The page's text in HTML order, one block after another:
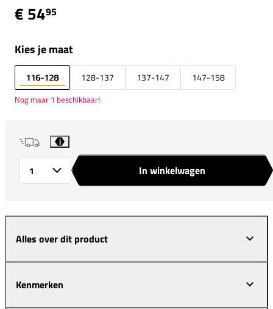
€ 5495
Kies je maat
116-128 128-137 137-147 147-158
Nog maar 1 beschikbaar!
i
In winkelwagen
Alles over dit product
Kenmerken